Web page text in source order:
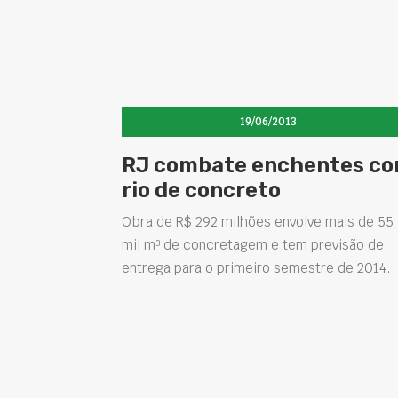
19/06/2013
RJ combate enchentes
rio de concreto
Obra de R$ 292 milhões envolve mais de 55
mil m³ de concretagem e tem previsão de
entrega para o primeiro semestre de 2014.